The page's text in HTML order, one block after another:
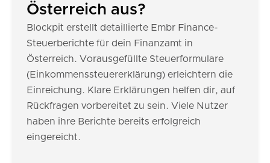
Österreich aus?
Blockpit erstellt detaillierte Embr Finance-
Steuerberichte für dein Finanzamt in
Österreich. Vorausgefüllte Steuerformulare
(Einkommenssteuererklärung) erleichtern die
Einreichung. Klare Erklärungen helfen dir, auf
Rückfragen vorbereitet zu sein. Viele Nutzer
haben ihre Berichte bereits erfolgreich
eingereicht.